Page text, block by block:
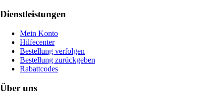
Dienstleistungen
Mein Konto
Hilfecenter
Bestellung verfolgen
Bestellung zurückgeben
Rabattcodes
Über uns